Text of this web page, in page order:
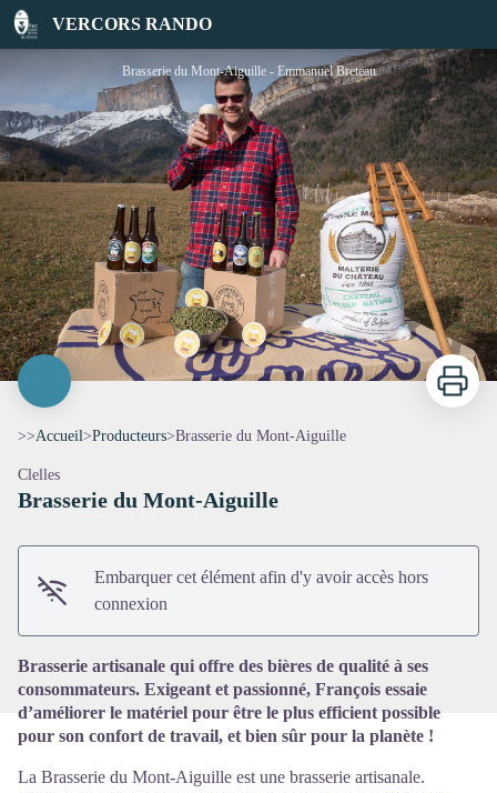
VERCORS RANDO
Brasserie du Mont-Aiguille
Brasserie du Mont-Aiguille - Emmanuel Breteau
Imprimer
>>Accueil>Producteurs>Brasserie du Mont-Aiguille
Clelles
Brasserie du Mont-Aiguille
Embarquer cet élément afin d'y avoir accès hors
connexion
Brasserie artisanale qui offre des bières de qualité à ses
consommateurs. Exigeant et passionné, François essaie
d’améliorer le matériel pour être le plus efficient possible
pour son confort de travail, et bien sûr pour la planète !
La Brasserie du Mont-Aiguille est une brasserie artisanale.